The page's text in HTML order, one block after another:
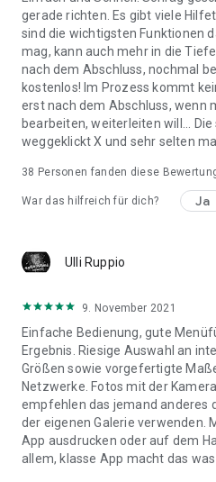
Hong Kong Passport Foto
Ungarn Passport Foto
Indien Passport Foto
Indonesien Passport Foto
Iran Passport Foto
Irak Passport Foto
Irland Passport Foto
Israel Passport Foto
Elfenbeinküste Passport Foto
Japan Passport Foto
Korea, Republik Passport Foto
Malawi Passport Foto
Malaysia Passport Foto
Mali Passport Foto
Mexiko Passport Foto
Marokko Passport Foto
Mosambik Passport Foto
Myanmar Passport Foto
Nepal Passport Foto
Niederlande Passport Foto
gerade richten. Es gibt viele
sind die wichtigsten Funktionen
mag, kann auch mehr in die
nach dem Abschluss, nochmal
kostenlos! Im Prozess kommt
erst nach dem Abschluss, wenn
bearbeiten, weiterleiten will... Die
weggeklickt X und sehr selten
38 Personen fanden diese
War das hilfreich für dich? Ja
Ulli Ruppio
9. November 2021
Einfache Bedienung, gute
Ergebnis. Riesige Auswahl an
Größen sowie vorgefertigte
Netzwerke. Fotos mit der
empfehlen das jemand anderes
der eigenen Galerie verwenden.
App ausdrucken oder auf dem
allem, klasse App macht das